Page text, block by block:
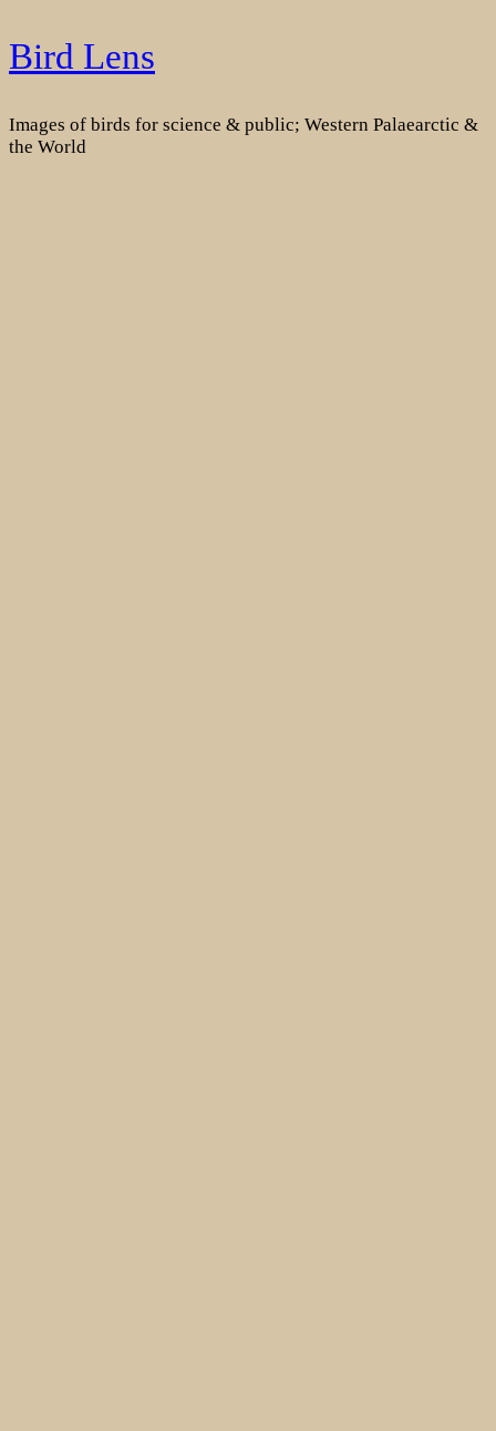
Skip
to
Bird Lens
Images of birds for science & public; Western Palaearctic &
the World